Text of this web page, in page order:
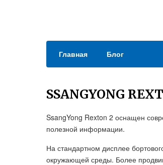
Главная Блог
SSANGYONG
SsangYong Rexton 2 оснащен
полезной информации.
На стандартном дисплее
окружающей среды. Более